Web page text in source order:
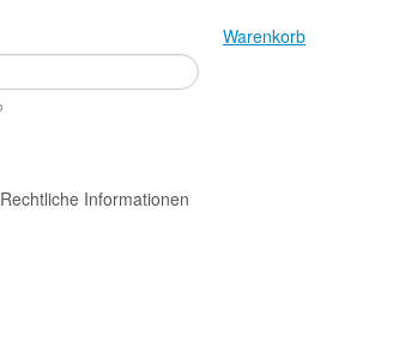
Warenkorb
Rechtliche Informationen